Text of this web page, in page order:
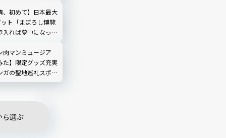
、初めて】日本最大
ト「まぼろし博覧
入れば夢中になって
東
肉マンミュージア
た】限定グッズ充実
ガの聖地巡礼スポッ
津駅
ら選ぶ